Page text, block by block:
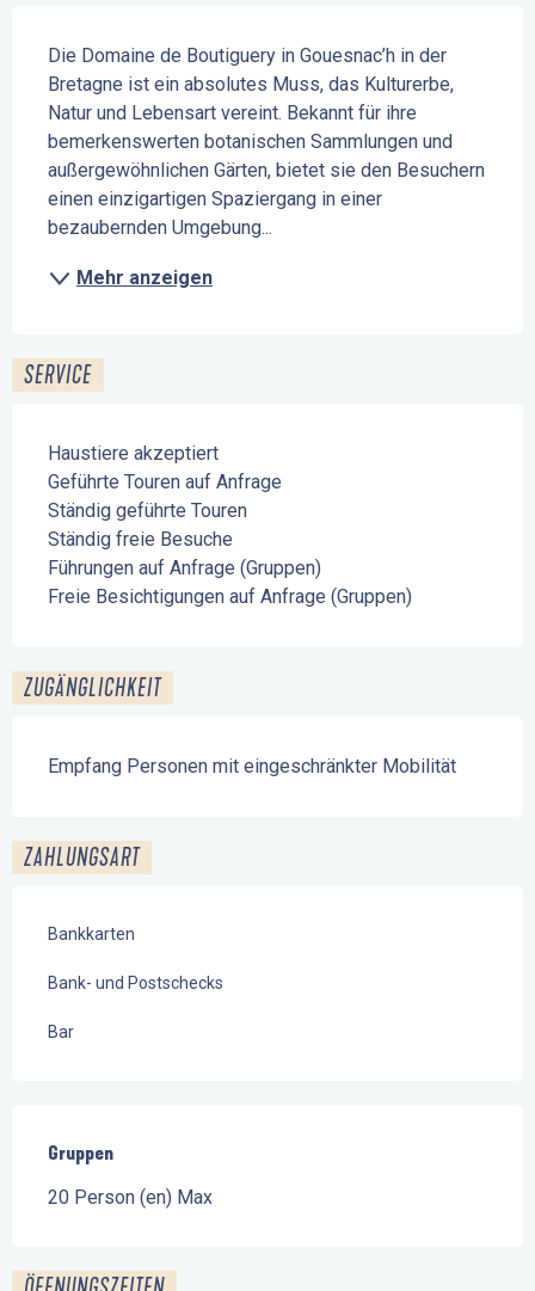
Die Domaine de Boutiguery in Gouesnac’h in der
Bretagne ist ein absolutes Muss, das Kulturerbe,
Natur und Lebensart vereint. Bekannt für ihre
bemerkenswerten botanischen Sammlungen und
außergewöhnlichen Gärten, bietet sie den Besuchern
einen einzigartigen Spaziergang in einer
bezaubernden Umgebung...
Mehr anzeigen
SERVICE
Haustiere akzeptiert
Geführte Touren auf Anfrage
Ständig geführte Touren
Ständig freie Besuche
Führungen auf Anfrage (Gruppen)
Freie Besichtigungen auf Anfrage (Gruppen)
ZUGÄNGLICHKEIT
Empfang Personen mit eingeschränkter Mobilität
ZAHLUNGSART
Bankkarten
Bank- und Postschecks
Bar
Gruppen
Gruppen
20 Person (en) Max